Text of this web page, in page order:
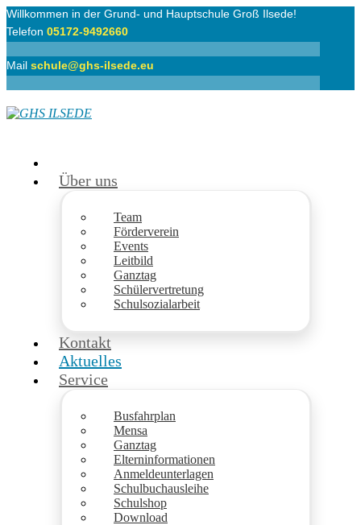
Willkommen in der Grund- und Hauptschule Groß Ilsede!
Telefon 05172-9492660
Mail schule@ghs-ilsede.eu
Über uns
Team
Förderverein
Events
Leitbild
Ganztag
Schülervertretung
Schulsozialarbeit
Kontakt
Aktuelles
Service
Busfahrplan
Mensa
Ganztag
Elterninformationen
Anmeldeunterlagen
Schulbuchausleihe
Schulshop
Download